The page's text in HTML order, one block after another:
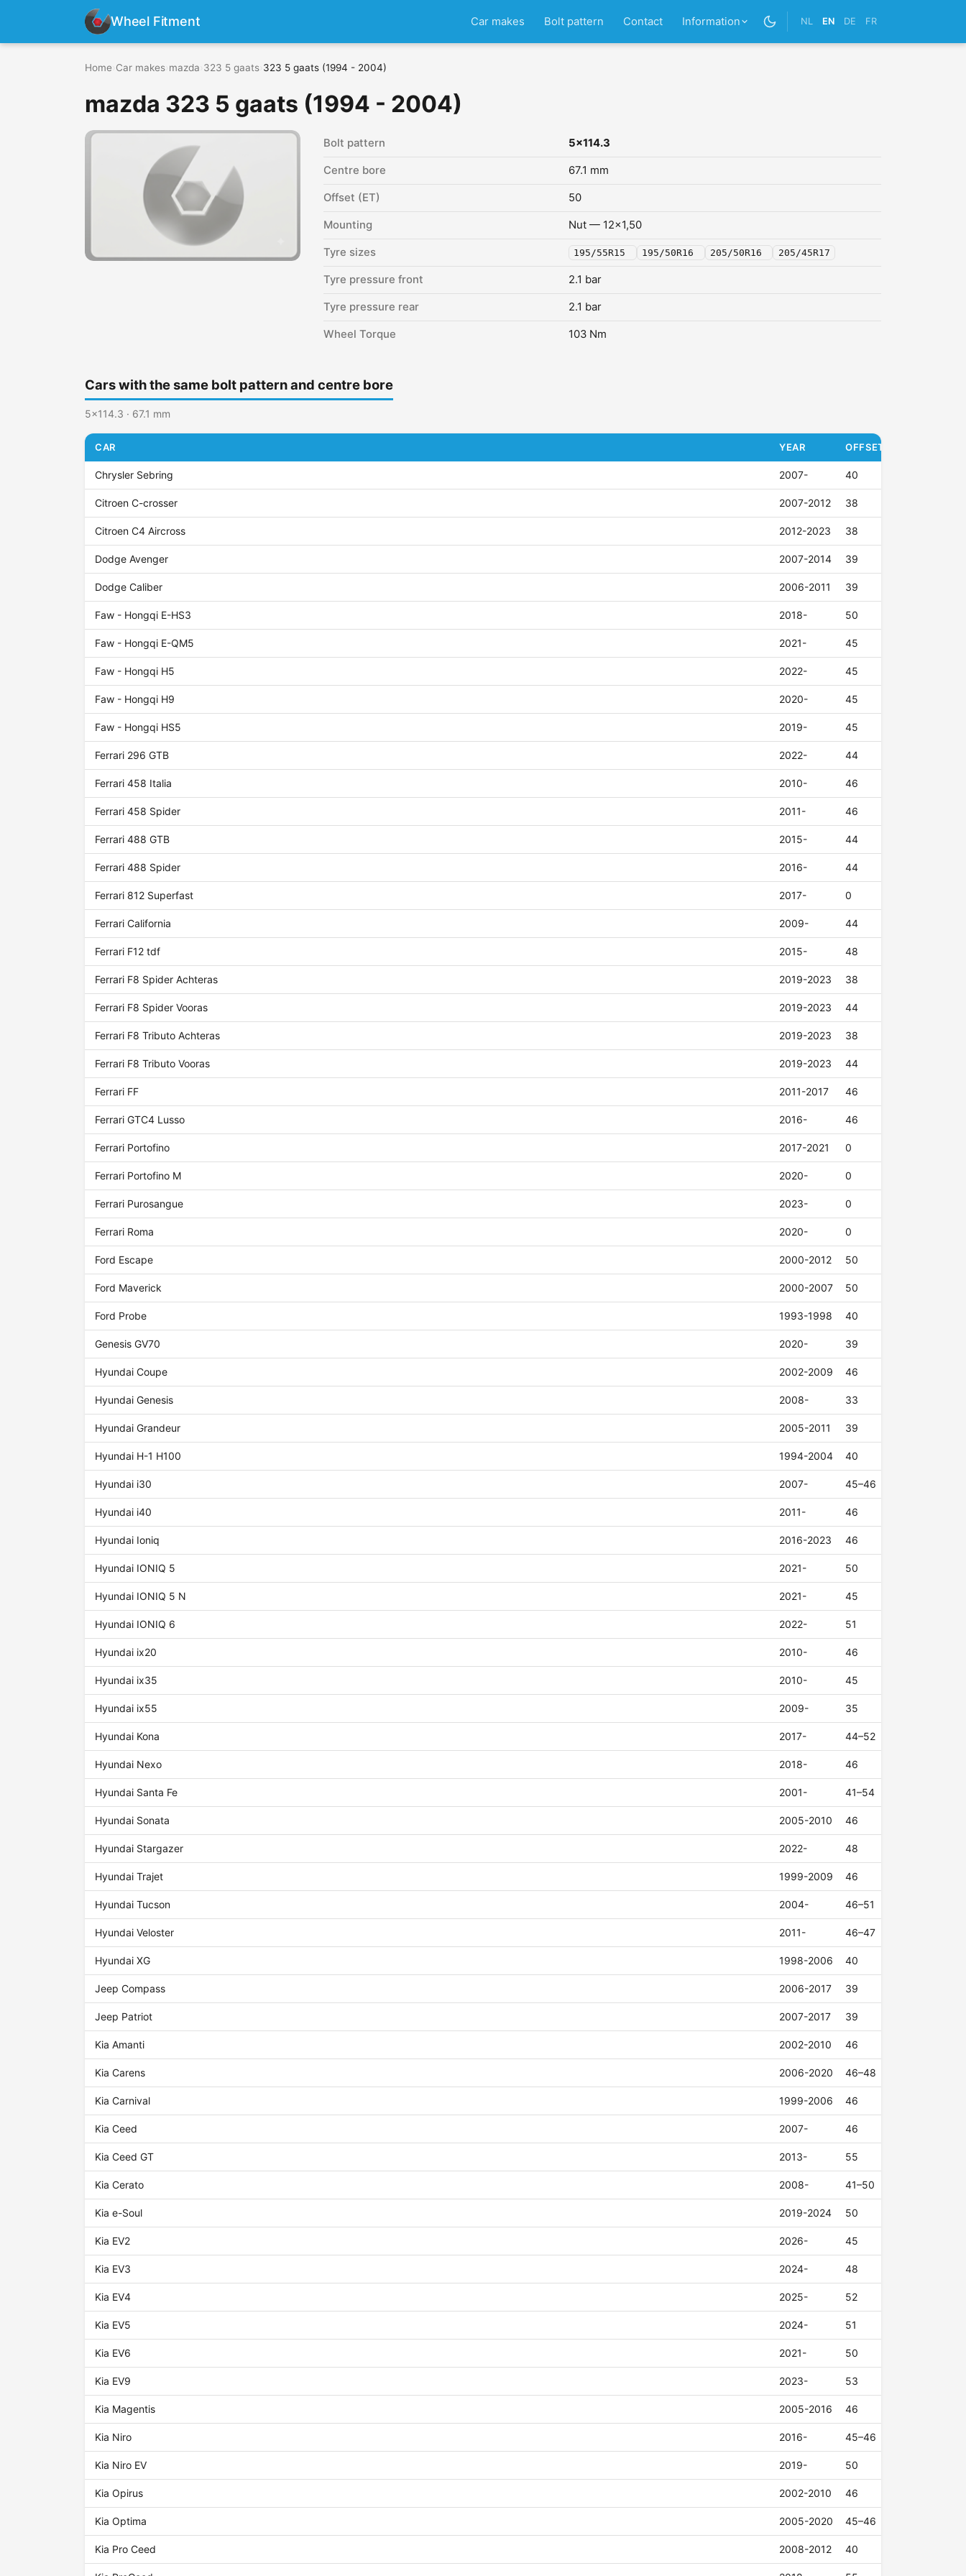
Wheel Fitment Car makes Bolt pattern Contact Information NL EN DE FR
Home Car makes mazda 323 5 gaats 323 5 gaats (1994 - 2004)
mazda 323 5 gaats (1994 - 2004)
Bolt pattern 5x114.3
Centre bore 67.1 mm
Offset (ET) 50
Mounting Nut — 12x1,50
Tyre sizes 195/55R15 195/50R16 205/50R16 205/45R17
Tyre pressure front 2.1 bar
Tyre pressure rear 2.1 bar
Wheel Torque 103 Nm
Cars with the same bolt pattern and centre bore
5x114.3 · 67.1 mm
CAR YEAR OFFSET (ET)
Chrysler Sebring 2007- 40
Citroen C-crosser 2007-2012 38
Citroen C4 Aircross 2012-2023 38
Dodge Avenger 2007-2014 39
Dodge Caliber 2006-2011 39
Faw - Hongqi E-HS3 2018- 50
Faw - Hongqi E-QM5 2021- 45
Faw - Hongqi H5 2022- 45
Faw - Hongqi H9 2020- 45
Faw - Hongqi HS5 2019- 45
Ferrari 296 GTB 2022- 44
Ferrari 458 Italia 2010- 46
Ferrari 458 Spider 2011- 46
Ferrari 488 GTB 2015- 44
Ferrari 488 Spider 2016- 44
Ferrari 812 Superfast 2017- 0
Ferrari California 2009- 44
Ferrari F12 tdf 2015- 48
Ferrari F8 Spider Achteras 2019-2023 38
Ferrari F8 Spider Vooras 2019-2023 44
Ferrari F8 Tributo Achteras 2019-2023 38
Ferrari F8 Tributo Vooras 2019-2023 44
Ferrari FF 2011-2017 46
Ferrari GTC4 Lusso 2016- 46
Ferrari Portofino 2017-2021 0
Ferrari Portofino M 2020- 0
Ferrari Purosangue 2023- 0
Ferrari Roma 2020- 0
Ford Escape 2000-2012 50
Ford Maverick 2000-2007 50
Ford Probe 1993-1998 40
Genesis GV70 2020- 39
Hyundai Coupe 2002-2009 46
Hyundai Genesis 2008- 33
Hyundai Grandeur 2005-2011 39
Hyundai H-1 H100 1994-2004 40
Hyundai i30 2007- 45–46
Hyundai i40 2011- 46
Hyundai Ioniq 2016-2023 46
Hyundai IONIQ 5 2021- 50
Hyundai IONIQ 5 N 2021- 45
Hyundai IONIQ 6 2022- 51
Hyundai ix20 2010- 46
Hyundai ix35 2010- 45
Hyundai ix55 2009- 35
Hyundai Kona 2017- 44–52
Hyundai Nexo 2018- 46
Hyundai Santa Fe 2001- 41–54
Hyundai Sonata 2005-2010 46
Hyundai Stargazer 2022- 48
Hyundai Trajet 1999-2009 46
Hyundai Tucson 2004- 46–51
Hyundai Veloster 2011- 46–47
Hyundai XG 1998-2006 40
Jeep Compass 2006-2017 39
Jeep Patriot 2007-2017 39
Kia Amanti 2002-2010 46
Kia Carens 2006-2020 46–48
Kia Carnival 1999-2006 46
Kia Ceed 2007- 46
Kia Ceed GT 2013- 55
Kia Cerato 2008- 41–50
Kia e-Soul 2019-2024 50
Kia EV2 2026- 45
Kia EV3 2024- 48
Kia EV4 2025- 52
Kia EV5 2024- 51
Kia EV6 2021- 50
Kia EV9 2023- 53
Kia Magentis 2005-2016 46
Kia Niro 2016- 45–46
Kia Niro EV 2019- 50
Kia Opirus 2002-2010 46
Kia Optima 2005-2020 45–46
Kia Pro Ceed 2008-2012 40